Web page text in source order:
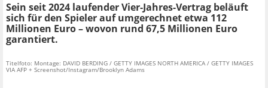
Sein seit 2024 laufender Vier-Jahres-Vertrag beläuft
sich für den Spieler auf umgerechnet etwa 112
Millionen Euro – wovon rund 67,5 Millionen Euro
garantiert.
Titelfoto: Montage: DAVID BERDING / GETTY IMAGES NORTH AMERICA / GETTY IMAGES
VIA AFP + Screenshot/Instagram/Brooklyn Adams